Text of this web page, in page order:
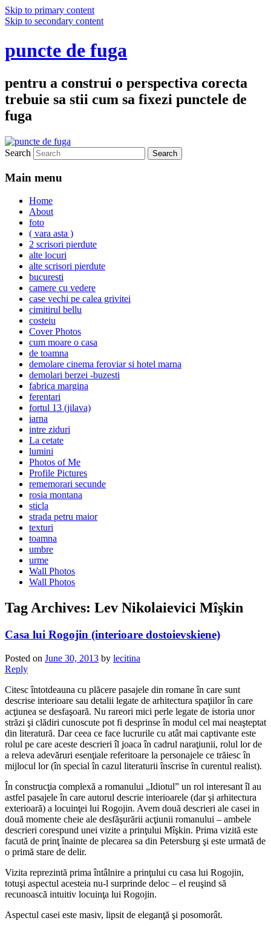
Skip to primary content
Skip to secondary content
puncte de fuga
pentru a construi o perspectiva corecta
trebuie sa stii cum sa fixezi punctele de
fuga
Search
Main menu
Home
About
foto
( vara asta )
2 scrisori pierdute
alte locuri
alte scrisori pierdute
bucuresti
camere cu vedere
case vechi pe calea grivitei
cimitirul bellu
costeiu
Cover Photos
cum moare o casa
de toamna
demolare cinema feroviar si hotel marna
demolari berzei -buzesti
fabrica margina
ferentari
fortul 13 (jilava)
iarna
intre ziduri
La cetate
lumini
Photos of Me
Profile Pictures
rememorari secunde
rosia montana
sticla
strada petru maior
texturi
toamna
umbre
urme
Wall Photos
Wall Photos
Tag Archives: Lev Nikolaievici Mîşkin
Casa lui Rogojin (interioare dostoievskiene)
Posted on June 30, 2013 by lecitina
Reply
Citesc întotdeauna cu plăcere pasajele din romane în care sunt
descrise interioare sau detalii legate de arhitectura spaţiilor în care
acţiunea se desfaşoară. Nu rareori mici perle legate de istoria unor
străzi şi clădiri cunoscute pot fi desprinse în modul cel mai neaşteptat
din literatură. Dar ceea ce face lucrurile cu atât mai captivante este
rolul pe care aceste descrieri îl joaca în cadrul naraţiunii, rolul lor de
a releva adevăruri esenţiale referitoare la personajele ce trăiesc în
mijlocul lor (în special în cazul literaturii înscrise în curentul realist).
În construcţia complexă a romanului „Idiotul” un rol interesant îl au
astfel pasajele în care autorul descrie interioarele (dar şi arhitectura
exterioară) a locuinţei lui Rogojin. Avem două descrieri ale casei in
două momente cheie ale desfăşurării acţiunii romanului – ambele
descrieri corespund unei vizite a prinţului Mîşkin. Prima vizită este
facută de prinţ înainte de plecarea sa din Petersburg şi este urmată de
o primă stare de delir.
Vizita reprezintă prima întâlnire a prinţului cu casa lui Rogojin,
totuşi aspectul acesteia nu-l surprinde deloc – el reuşind să
recunoască intuitiv locuinţa lui Rogojin.
Aspectul casei este masiv, lipsit de eleganţă şi posomorât.